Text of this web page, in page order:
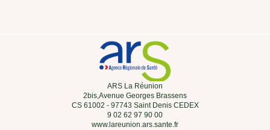
ARS La Réunion
2bis,Avenue Georges Brassens
CS 61002 - 97743 Saint Denis CEDEX
9 02 62 97 90 00
www.lareunion.ars.sante.fr